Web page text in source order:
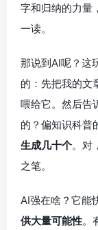
字和归纳的力量
一读。
那说到AI呢？这
的：先把我的文
喂给它。然后告
的？偏知识科普
生成几十个。对
之笔。
AI强在啥？它能
供大量可能性。